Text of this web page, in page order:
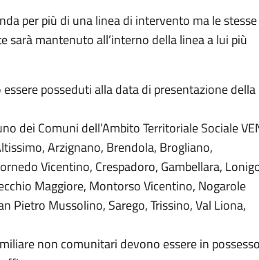
per più di una linea di intervento ma le
sarà mantenuto all’interno della linea a lui più
essere posseduti alla data di presentazione della
dei Comuni dell’Ambito Territoriale Sociale
Arzignano, Brendola, Brogliano,
Vicentino, Crespadoro, Gambellara,
Maggiore, Montorso Vicentino, Nogarole
Pietro Mussolino, Sarego, Trissino, Val Liona,
non comunitari devono essere in